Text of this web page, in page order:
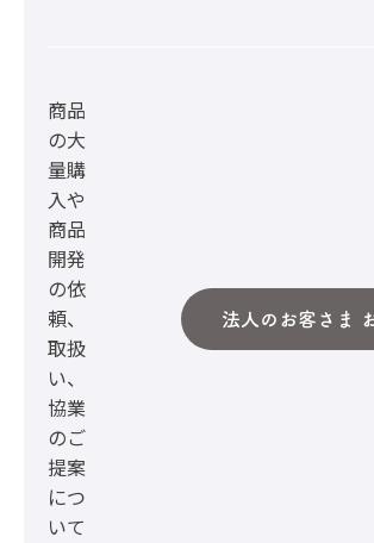
商品
の大
量購
入や
商品
開発
の依
頼、
取扱
い、
協業
のご
提案
につ
いて
法人のお客さま